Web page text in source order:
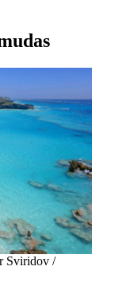
Sviridov /